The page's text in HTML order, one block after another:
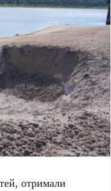
отримали